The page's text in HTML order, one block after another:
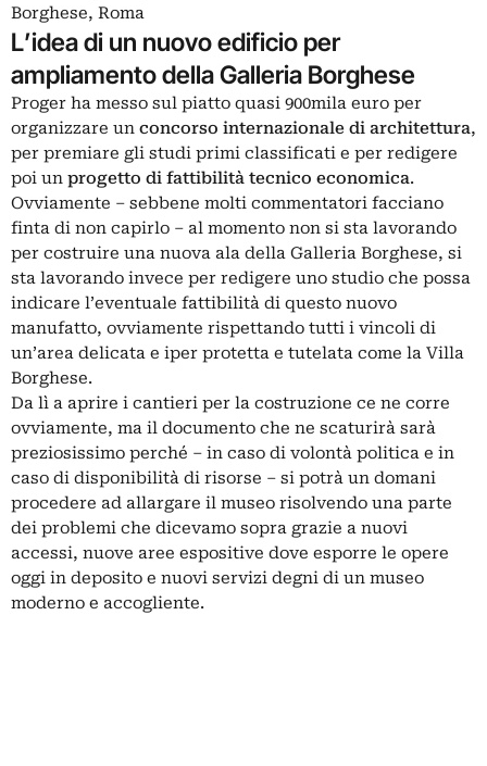
Borghese, Roma
L’idea di un nuovo edificio per
ampliamento della Galleria Borghese
Proger ha messo sul piatto quasi 900mila euro per
organizzare un concorso internazionale di architettura,
per premiare gli studi primi classificati e per redigere
poi un progetto di fattibilità tecnico economica.
Ovviamente – sebbene molti commentatori facciano
finta di non capirlo – al momento non si sta lavorando
per costruire una nuova ala della Galleria Borghese, si
sta lavorando invece per redigere uno studio che possa
indicare l’eventuale fattibilità di questo nuovo
manufatto, ovviamente rispettando tutti i vincoli di
un’area delicata e iper protetta e tutelata come la Villa
Borghese.
Da lì a aprire i cantieri per la costruzione ce ne corre
ovviamente, ma il documento che ne scaturirà sarà
preziosissimo perché – in caso di volontà politica e in
caso di disponibilità di risorse – si potrà un domani
procedere ad allargare il museo risolvendo una parte
dei problemi che dicevamo sopra grazie a nuovi
accessi, nuove aree espositive dove esporre le opere
oggi in deposito e nuovi servizi degni di un museo
moderno e accogliente.